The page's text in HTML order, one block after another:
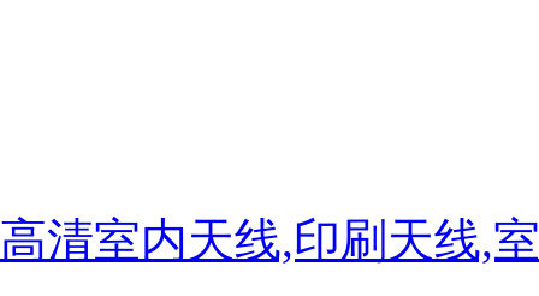
高清室内天线,印刷天线,